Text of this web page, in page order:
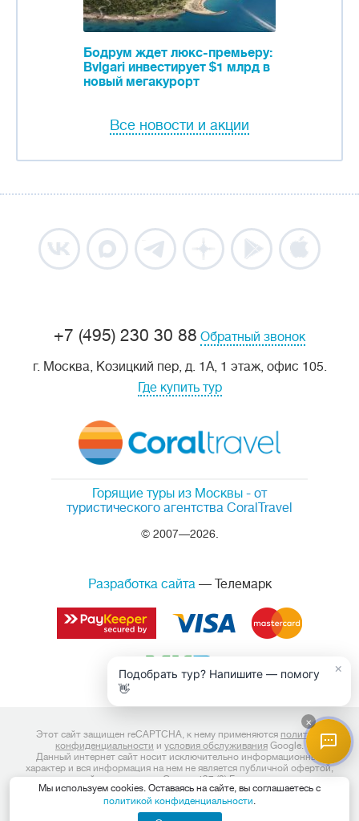
Бодрум ждет люкс-премьеру:
Bvlgari инвестирует $1 млрд в
новый мегакурорт
Все новости и акции
Горящие туры из Москвы - от
туристического агентства CoralTravel
© 2007—2026.
+7 (495) 230 30 88 Обратный звонок
г. Москва, Козицкий пер, д. 1А, 1 этаж, офис 105.
Где купить тур
Разработка сайта— Телемарк
Мы используем cookies. Оставаясь на сайте, вы соглашаетесь с
политикой конфиденциальности.
Этот сайт защищен reCAPTCHA, к нему применяются политика
конфиденциальности и условия обслуживания Google.
Данный интернет сайт носит исключительно информационный
характер и вся информация на нем не является публичной офертой,
определяемой положениями Статьи 437 (2) Гражданского кодекса
Российской Федерации. Для получения подробной информации о
наличии и стоимости, пожалуйста, обращайтесь к менеджерам по
продажам.
×
Подобрать тур? Напишите — помогу
👋
×